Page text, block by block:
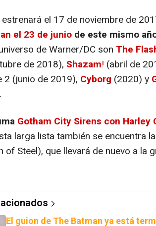
el 17 de noviembre de
el 23 de junio de este mismo
de Warner/DC son The
de 2018), Shazam! (abril de
2 (junio de 2019), Cyborg (2020) y
Gotham City Sirens con Harley
larga lista también se encuentra
of Steel), que llevará de nuevo a la
El guion de The Batman ya está